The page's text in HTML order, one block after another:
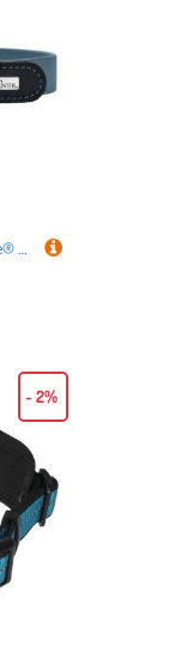
HUNTER Halsband Wolmar BioThane® x Leder, rauchblau/schwarz - Größe S-M: 50 cm lang, 24 mm breit
- 2%